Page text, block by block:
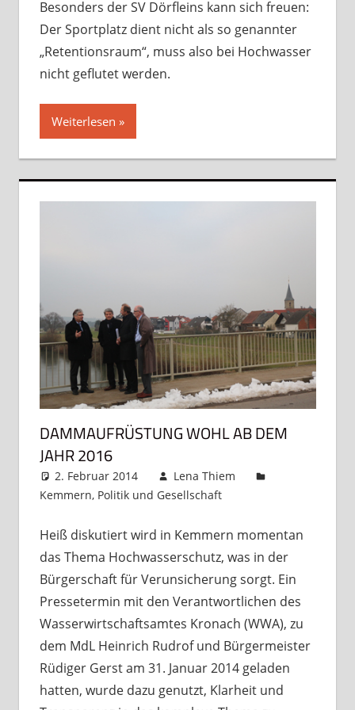
Besonders der SV Dörfleins kann sich freuen:
Der Sportplatz dient nicht als so genannter
„Retentionsraum“, muss also bei Hochwasser
nicht geflutet werden.
Weiterlesen
DAMMAUFRÜSTUNG WOHL AB DEM
JAHR 2016
2. Februar 2014
Lena Thiem
Kemmern, Politik und Gesellschaft
Heiß diskutiert wird in Kemmern momentan
das Thema Hochwasserschutz, was in der
Bürgerschaft für Verunsicherung sorgt. Ein
Pressetermin mit den Verantwortlichen des
Wasserwirtschaftsamtes Kronach (WWA), zu
dem MdL Heinrich Rudrof und Bürgermeister
Rüdiger Gerst am 31. Januar 2014 geladen
hatten, wurde dazu genutzt, Klarheit und